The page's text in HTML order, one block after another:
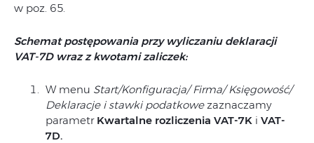
w poz. 65.
Schemat postępowania przy wyliczaniu deklaracji
VAT-7D wraz z kwotami zaliczek:
W menu Start/Konfiguracja/ Firma/ Księgowość/
Deklaracje i stawki podatkowezaznaczamy
parametr Kwartalne rozliczenia VAT-7K i VAT-
7D.